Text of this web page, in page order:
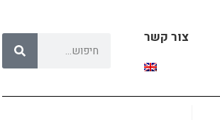
צור קשר